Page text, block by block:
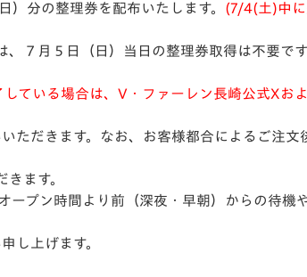
分の整理券を配布いたします。 (7/4(土)中
７月５日（日）当日の整理券取得は不要で
ている場合は、V・ファーレン長崎公式Xお
だきます。なお、お客様都合によるご注文
ます。
プン時間より前（深夜・早朝）からの待機
し上げます。